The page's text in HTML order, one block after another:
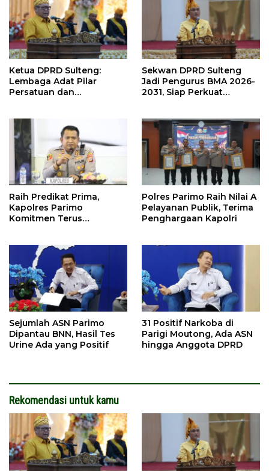
Ketua DPRD Sulteng:
Lembaga Adat Pilar
Persatuan dan
Sekwan DPRD Sulteng
Jadi Pengurus BMA 2026-
2031, Siap Perkuat
Raih Predikat Prima,
Kapolres Parimo
Komitmen Terus
Polres Parimo Raih Nilai A
Pelayanan Publik, Terima
Penghargaan Kapolri
Sejumlah ASN Parimo
Dipantau BNN, Hasil Tes
Urine Ada yang Positif
31 Positif Narkoba di
Parigi Moutong, Ada ASN
hingga Anggota DPRD
Rekomendasi untuk kamu